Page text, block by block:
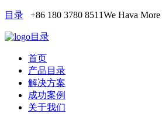
目录 +86 180 3780 8511We Hava More
目录
首页
产品目录
解决方案
成功案例
关于我们